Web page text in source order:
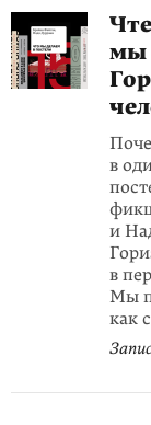
мы
в
и
в
Мы
как